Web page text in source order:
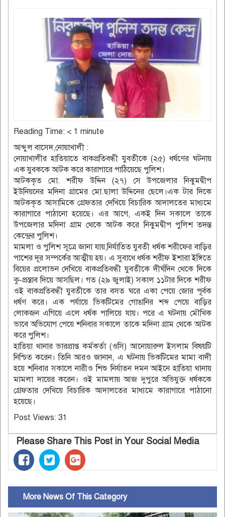
Reading Time: < 1 minute
আব্দুল বাসেদ,নোয়াখালী :
নোয়াখালীর হাতিয়াতে বাকপ্রতিবন্ধী যুবতীকে (২৫) ধর্ষণের ঘটনায়
এক যুবককে আটক করে কারাগারে পাঠিয়েছে পুলিশ।
আটককৃত মো. শরীফ উদ্দিন (২৭) সে উপজেলার নিঝুমদ্বীপ
ইউনিয়নের মদিনা গ্রামের মো.ছালা উদ্দিনের ছেলে।এক টার দিকে
আটককৃত আসামিকে গ্রেফতার দেখিয়ে বিচারিক আদালতের মাধ্যমে
কারাগারে পাঠানো হয়েছে। এর আগে, একই দিন সকালে তাকে
উপজেলার মদিনা গ্রাম থেকে আটক করে নিঝুমদ্বীপ পুলিশ তদন্ত
কেন্দ্রের পুলিশ।
মামলা ও পুলিশ সূত্রে জানা যায়,নির্যাতিত যুবতী ধর্ষক শরীফের বাড়ির
পাশের দূর সম্পর্কের আত্মীয় হয়। এ সুবাধে ধর্ষক শরীফ ইশারা ইঙ্গিতে
বিয়ের প্রলোভন দেখিয়ে বাকপ্রতিবন্ধী যুবতীকে দীর্ঘদিন থেকে দিকে
কু-প্রস্তাব দিয়ে আসছিল। গত (২৯ জুলাই) সকাল ১১টার দিকে শরীফ
ওই বাকপ্রতিবন্ধী যুবতীকে তার বসত ঘরে একা পেয়ে জোর পূর্বক
ধর্ষণ করে। এক পর্যায়ে ভিকটিমের গোঙানির শব্দ পেয়ে বাড়ির
লোকজন এগিয়ে এলে ধর্ষক পালিয়ে যায়। পরে এ ঘটনায় মৌখিক
ভাবে অভিযোগ পেয়ে শনিবার সকালে তাকে মদিনা গ্রাম থেকে আটক
করে পুলিশ।
হাতিয়া থানার ভারপ্রাপ্ত কর্মকর্তা (ওসি) আনোয়ারুল ইসলাম বিষয়টি
নিশ্চিত করেন। তিনি আরও জানান, এ ঘটনায় ভিকটিমের মামা বাদী
হয়ে শনিবার সকালে নারীও শিশু নির্যাতন দমন আইনে হাতিয়া থানায়
মামলা দায়ের করেন। ওই মামলায় আজ দুপুরে অভিযুক্ত ধর্ষককে
গ্রেফতার দেখিয়ে বিচারিক আদালতের মাধ্যমে কারাগারে পাঠানো
হয়েছে।
Post Views: 31
Please Share This Post in Your Social Media
More News Of This Category